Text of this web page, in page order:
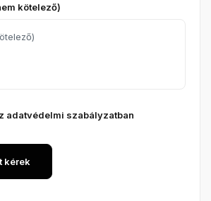
kötelező)
adatvédelmi szabályzatban